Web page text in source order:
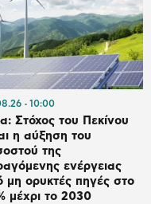
10:00
Στόχος του Πεκίνου
η αύξηση του
της
ενέργειας
μη ορυκτές πηγές στο
μέχρι το 2030